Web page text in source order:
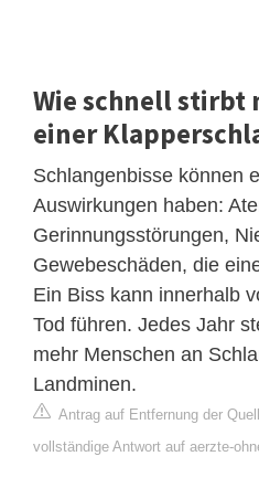
Wie schnell stirbt
einer
Schlangenbisse können
Auswirkungen haben:
Gerinnungsstörungen,
Gewebeschäden, die
Ein Biss kann innerhalb
Tod führen. Jedes Jahr
mehr Menschen an
Landminen.
Antrag auf Entfernung der
vollständige Antwort auf aerzte-